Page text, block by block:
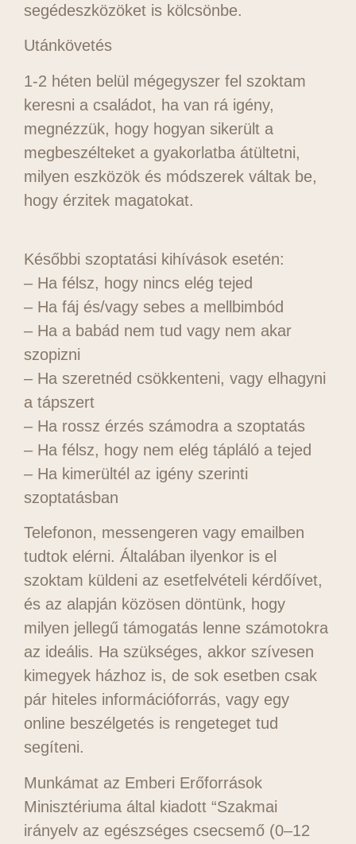
segédeszközöket is kölcsönbe.
Utánkövetés
1-2 héten belül mégegyszer fel szoktam
keresni a családot, ha van rá igény,
megnézzük, hogy hogyan sikerült a
megbeszélteket a gyakorlatba átültetni,
milyen eszközök és módszerek váltak be,
hogy érzitek magatokat.
Későbbi szoptatási kihívások esetén:
– Ha félsz, hogy nincs elég tejed
– Ha fáj és/vagy sebes a mellbimbód
– Ha a babád nem tud vagy nem akar
szopizni
– Ha szeretnéd csökkenteni, vagy elhagyni
a tápszert
– Ha rossz érzés számodra a szoptatás
– Ha félsz, hogy nem elég tápláló a tejed
– Ha kimerültél az igény szerinti
szoptatásban
Telefonon, messengeren vagy emailben
tudtok elérni. Általában ilyenkor is el
szoktam küldeni az esetfelvételi kérdőívet,
és az alapján közösen döntünk, hogy
milyen jellegű támogatás lenne számotokra
az ideális. Ha szükséges, akkor szívesen
kimegyek házhoz is, de sok esetben csak
pár hiteles információforrás, vagy egy
online beszélgetés is rengeteget tud
segíteni.
Munkámat az Emberi Erőforrások
Minisztériuma által kiadott “Szakmai
irányelv az egészséges csecsemő (0–12